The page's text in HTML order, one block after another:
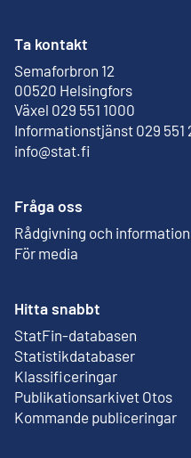
Ta kontakt
Semaforbron 12
00520 Helsingfors
Extern länk
Växel 029 551 1000
Informationstjänst 029 551
info@stat.fi
Fråga oss
Rådgivning och
För media
Hitta snabbt
StatFin-databasen
Extern länk
Statistikdatabaser
Klassificeringar
Publikationsarkivet Otos
Extern länk
Kommande publiceringar